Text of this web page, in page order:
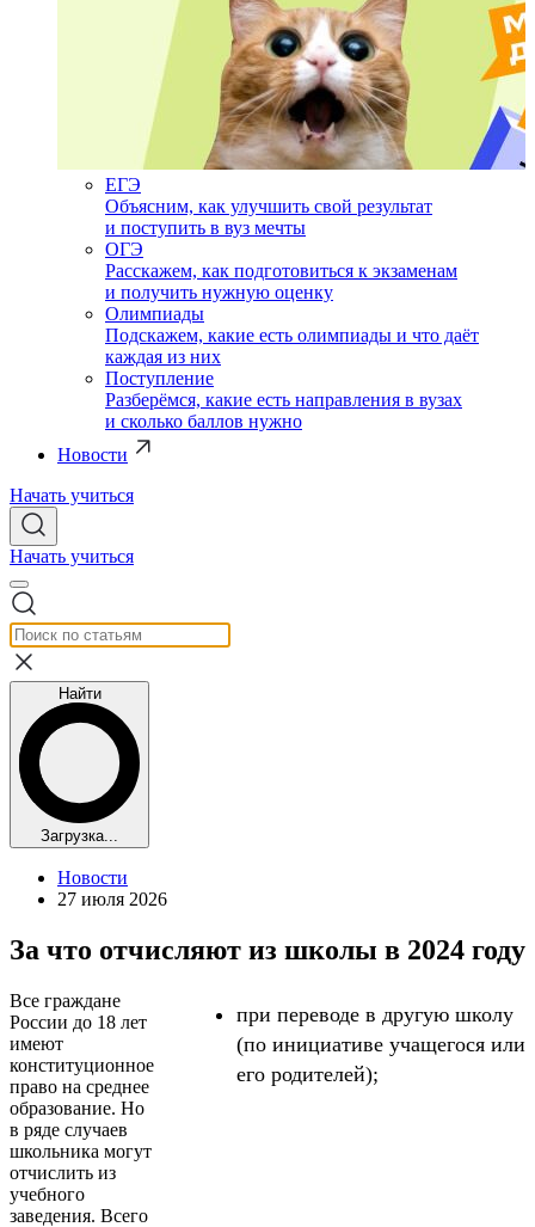
ЕГЭ
Объясним, как улучшить свой результат
и поступить в вуз мечты
ОГЭ
Расскажем, как подготовиться к экзаменам
и получить нужную оценку
Олимпиады
Подскажем, какие есть олимпиады и что даёт
каждая из них
Поступление
Разберёмся, какие есть направления в вузах
и сколько баллов нужно
Новости
Начать учиться
Начать учиться
Найти
Загрузка...
Новости
27 июля 2026
За что отчисляют из школы в 2024 году
Все граждане
России до 18 лет
имеют
конституционное
право на среднее
образование. Но
в ряде случаев
школьника могут
отчислить из
учебного
заведения. Всего
при переводе в другую школу
(по инициативе учащегося или
его родителей);